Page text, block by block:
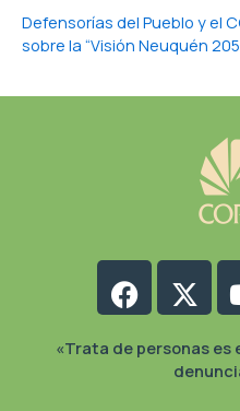
Defensorías del Pueblo y el
sobre la “Visión Neuquén
X-
«Trata de personas es